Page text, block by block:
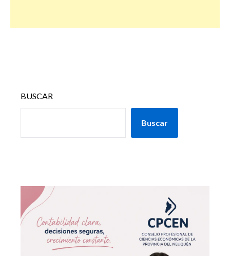
BUSCAR
Buscar